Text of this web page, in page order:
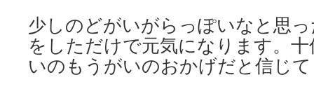
少しのどがいがらっぽいなと思
をしただけで元気になります。
いのもうがいのおかげだと信じ